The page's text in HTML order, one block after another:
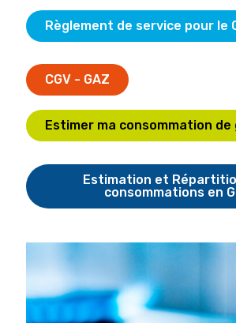
Règlement de service pour le
CGV - GAZ
Estimer ma consommation de
Estimation et
consommations en